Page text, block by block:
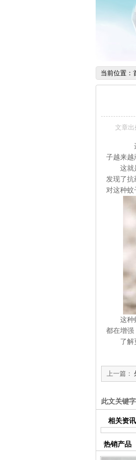
当前位置：
文章出
子越来越
这就是
发现了抗
对这种蚊
这种蚊
都在增强
了解更
上一篇：
此文关键字
相关资讯
热销产品